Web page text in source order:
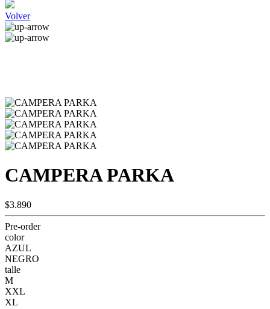
Volver
CAMPERA PARKA
$3.890
Pre-order
color
AZUL
NEGRO
talle
M
XXL
XL